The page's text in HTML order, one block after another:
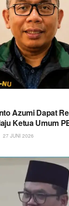
Azumi Dapat
Ketua Umum
27 JUNI 2026